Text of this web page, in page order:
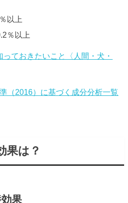
以上
％以上
ておきたいこと〈人間・犬・
（2016）に基づく成分分析一覧
果は？
果